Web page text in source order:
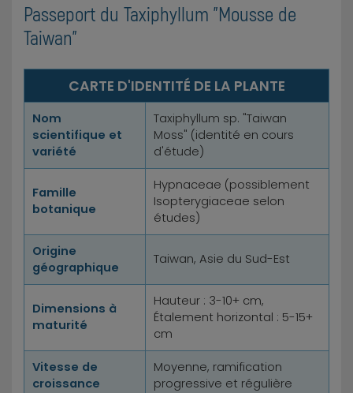
Passeport du Taxiphyllum "Mousse de
Taiwan"
CARTE D'IDENTITÉ DE LA PLANTE
Nom
scientifique et
variété
Taxiphyllum sp. "Taiwan
Moss" (identité en cours
d'étude)
Famille
botanique
Hypnaceae (possiblement
Isopterygiaceae selon
études)
Origine
géographique
Taiwan, Asie du Sud-Est
Dimensions à
maturité
Hauteur : 3-10+ cm,
Étalement horizontal : 5-15+
cm
Vitesse de
croissance
Moyenne, ramification
progressive et régulière